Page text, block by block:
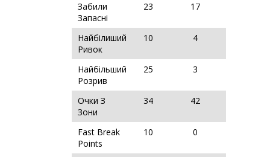
Забили
Запасні
23 17
Найбілиший
Ривок
10 4
Найбільший
Розрив
25 3
Очки З
Зони
34 42
Fast Break
Points
10 0